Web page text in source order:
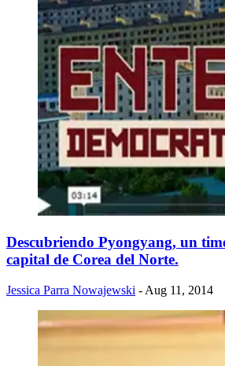
Descubriendo Pyongyang, un
capital de Corea del Norte.
Jessica Parra Nowajewski - Aug 11, 2014